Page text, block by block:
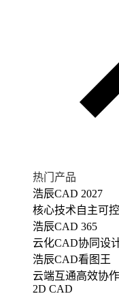
热门产品
浩辰CAD 2027
核心技术自主可
浩辰CAD 365
云化CAD协同设
浩辰CAD看图王
云端互通高效协
2D CAD